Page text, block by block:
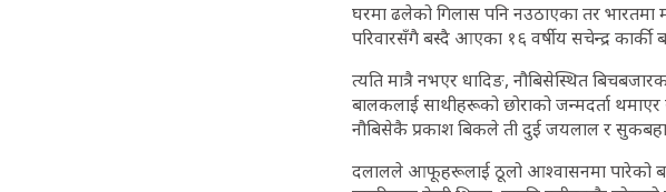
घरमा ढलेको गिलास पनि नउठाएका तर भारतमा
परिवारसँगै बस्दै आएका १६ वर्षीय सचेन्द्र
त्यति मात्रै नभएर धादिङ, नौबिसेस्थित
बालकलाई साथीहरूको छोराको जन्मदर्ता
नौबिसेकै प्रकाश बिकले ती दुई जयलाल र
दलालले आफूहरूलाई ठूलो आश्वासनमा पारेको